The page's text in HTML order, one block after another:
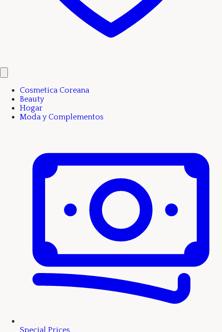
Cosmetica Coreana
Beauty
Hogar
Moda y Complementos
Special Prices